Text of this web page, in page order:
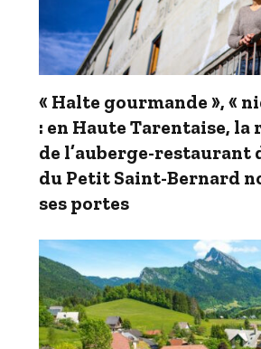
« Halte gourmande », «
: en Haute Tarentaise, la
de l’auberge-restaurant
du Petit Saint-Bernard
ses portes